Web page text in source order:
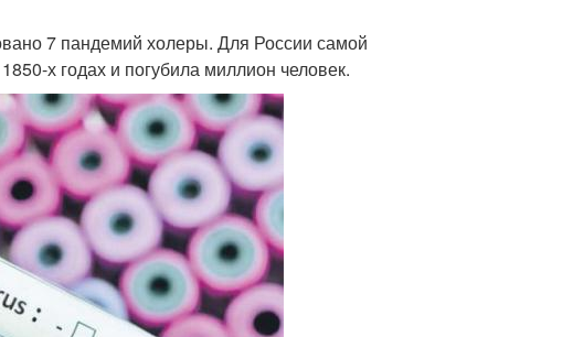
7 пандемий холеры. Для России самой
х годах и погубила миллион человек.